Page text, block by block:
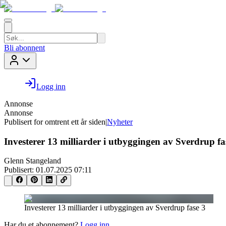
Bli abonnent
Logg inn
Annonse
Annonse
Publisert for omtrent ett år siden|Nyheter
Investerer 13 milliarder i utbyggingen av Sverdrup
Glenn Stangeland
Publisert: 01.07.2025 07:11
Investerer 13 milliarder i utbyggingen av Sverdrup fase 3